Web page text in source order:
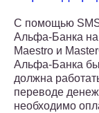
С помощью SMS
Альфа-Банка на
Maestro и
Альфа-Банка
должна
переводе
необходимо